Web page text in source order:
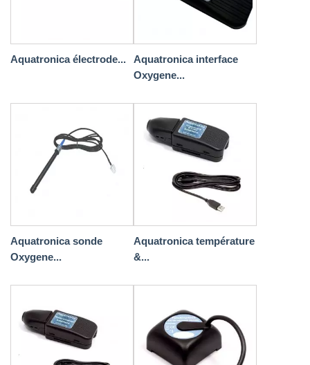
Aquatronica électrode...
Aquatronica interface
Oxygene...
Aquatronica sonde
Oxygene...
Aquatronica température
&...